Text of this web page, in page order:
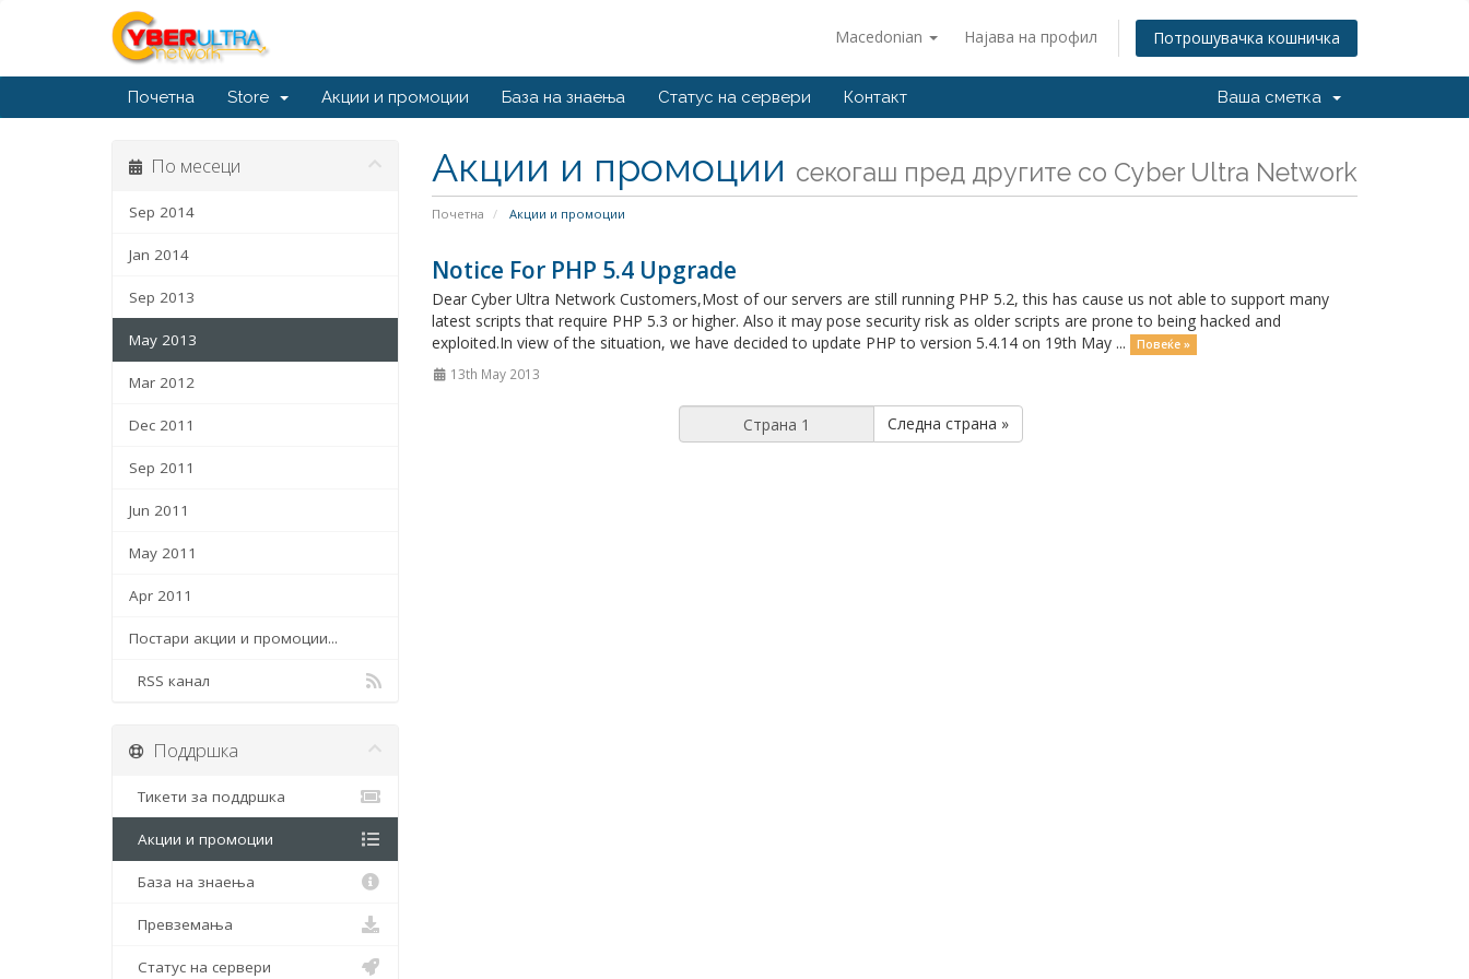
Macedonian Најава на профил Потрошувачка кошничка
Почетна Store Акции и промоции База на знаења Статус на сервери Контакт Ваша сметка
Акции и промоции секогаш пред другите со Cyber Ultra Network
Почетна Акции и промоции
По месеци
Sep 2014
Jan 2014
Sep 2013
May 2013
Mar 2012
Dec 2011
Sep 2011
Jun 2011
May 2011
Apr 2011
Постари акции и промоции...
RSS канал
Notice For PHP 5.4 Upgrade
Dear Cyber Ultra Network Customers,Most of our servers are still running PHP 5.2, this has cause us not able to support many
latest scripts that require PHP 5.3 or higher. Also it may pose security risk as older scripts are prone to being hacked and
exploited.In view of the situation, we have decided to update PHP to version 5.4.14 on 19th May ...
Повеќе »
13th May 2013
Следна страна »
Поддршка
Тикети за поддршка
Акции и промоции
База на знаења
Превземања
Статус на сервери